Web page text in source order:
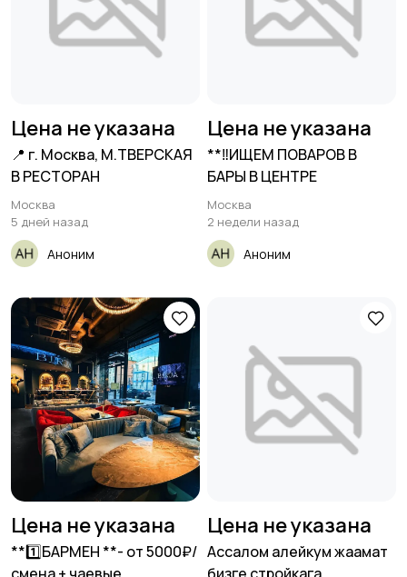
Цена не указана
📍 г. Москва, М.ТВЕРСКАЯ
В РЕСТОРАН
Москва
5 дней назад
Аноним
Цена не указана
**‼️ИЩЕМ ПОВАРОВ В
БАРЫ В ЦЕНТРЕ
Москва
2 недели назад
Аноним
Цена не указана
**1️⃣БАРМЕН **- от 5000₽/
Цена не указана
Ассалом алейкум жаамат